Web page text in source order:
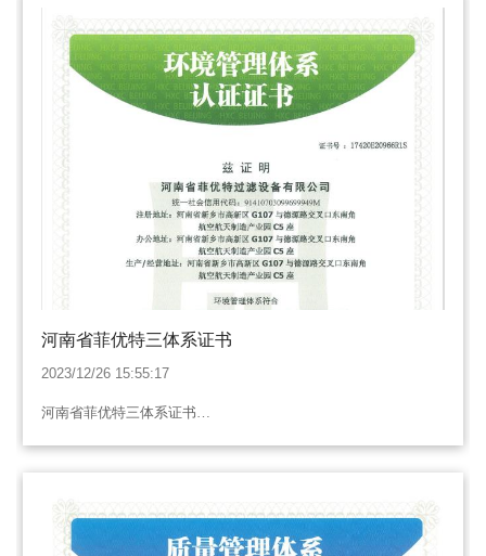
河南省菲优特三体系证书
2023/12/26 15:55:17
河南省菲优特三体系证书…